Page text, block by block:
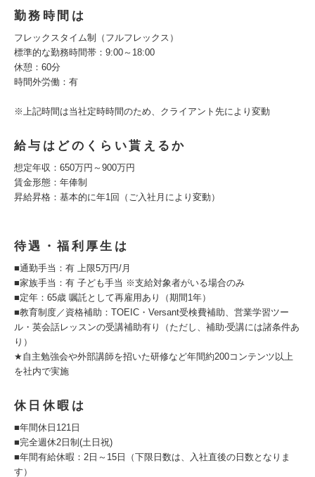
勤務時間は
フレックスタイム制（フルフレックス）
標準的な勤務時間帯：9:00～18:00
休憩：60分
時間外労働：有
※上記時間は当社定時時間のため、クライアント先により変動
給与はどのくらい貰えるか
想定年収：650万円～900万円
賃金形態：年俸制
昇給昇格：基本的に年1回（ご⼊社⽉により変動）
待遇・福利厚生は
■通勤⼿当：有 上限5万円/⽉
■家族⼿当：有 ⼦ども⼿当 ※⽀給対象者がいる場合のみ
■定年：65歳 嘱託として再雇⽤あり（期間1年）
■教育制度／資格補助：TOEIC・Versant受検費補助、営業学習ツー
ル・英会話レッスンの受講補助有り（ただし、補助‧受講には諸条件あ
り）
★⾃主勉強会や外部講師を招いた研修など年間約200コンテンツ以上
を社内で実施
休日休暇は
■年間休日121日
■完全週休2⽇制(⼟⽇祝)
■年間有給休暇：2⽇～15⽇（下限⽇数は、⼊社直後の⽇数となりま
す）